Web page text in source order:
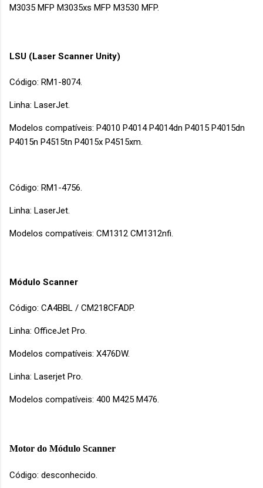
M3035 MFP M3035xs MFP M3530 MFP.
LSU (Laser Scanner Unity)
Código: RM1-8074.
Linha: LaserJet.
Modelos compatíveis: P4010 P4014 P4014dn P4015 P4015dn
P4015n P4515tn P4015x P4515xm.
Código: RM1-4756.
Linha: LaserJet.
Modelos compatíveis: CM1312 CM1312nfi.
Módulo Scanner
Código: CA4BBL / CM218CFADP.
Linha: OfficeJet Pro.
Modelos compatíveis: X476DW.
Linha: Laserjet Pro.
Modelos compatíveis: 400 M425 M476.
Motor do Módulo Scanner
Código: desconhecido.